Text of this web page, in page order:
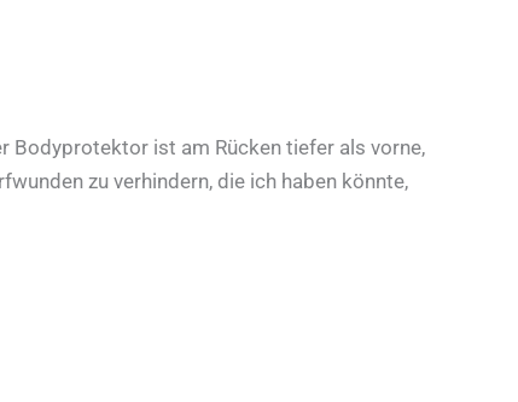
Bodyprotektor ist am Rücken tiefer als vorne,
zu verhindern, die ich haben könnte,